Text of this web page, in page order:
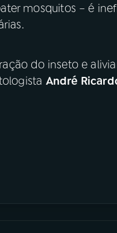
mosquitos – é
do inseto e
André